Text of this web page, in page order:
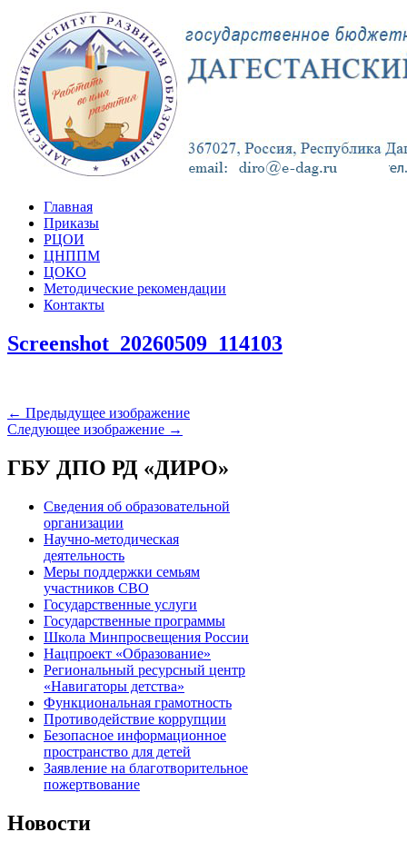
Главная
Приказы
РЦОИ
ЦНППМ
ЦОКО
Методические рекомендации
Контакты
Screenshot_20260509_114103
← Предыдущее изображение
Следующее изображение →
ГБУ ДПО РД «ДИРО»
Сведения об образовательной
организации
Научно-методическая
деятельность
Меры поддержки семьям
участников СВО
Государственные услуги
Государственные программы
Школа Минпросвещения России
Нацпроект «Образование»
Региональный ресурсный центр
«Навигаторы детства»
Функциональная грамотность
Противодействие коррупции
Безопасное информационное
пространство для детей
Заявление на благотворительное
пожертвование
Новости